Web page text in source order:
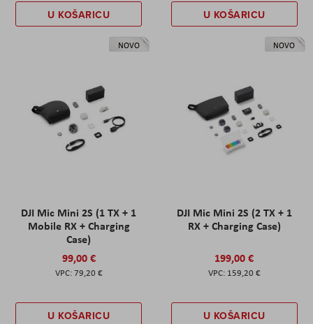
U KOŠARICU U KOŠARICU
NOVO
DJI Mic Mini 2S (1 TX + 1
Mobile RX + Charging
Case)
99,00 €
79,20 €
U KOŠARICU
NOVO
DJI Mic Mini 2S (2 TX + 1
RX + Charging Case)
199,00 €
159,20 €
U KOŠARICU